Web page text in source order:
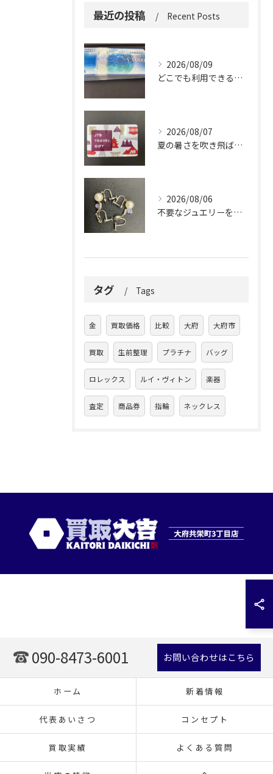
最近の投稿 Recent Posts
2026/08/09
どこでも利用できる便利さ。
2026/08/07
夏の暑さを吹き飛ばしに来てください。
2026/08/06
不要なジュエリーを眠らせていませんか？
タグ Tags
金 買取価格 比較 大府 大府市
買取 生前整理 プラチナ バッグ
ロレックス ルイ・ヴィトン 楽器
査定 商品券 指輪 ネックレス
090-8473-6001 お問い合わせはこちら
ホーム 新着情報
代表あいさつ コンセプト
買取実績 よくある質問